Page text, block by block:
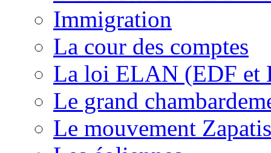
Immigration
La cour des comptes
La loi ELAN (EDF et
Le grand
Le mouvement